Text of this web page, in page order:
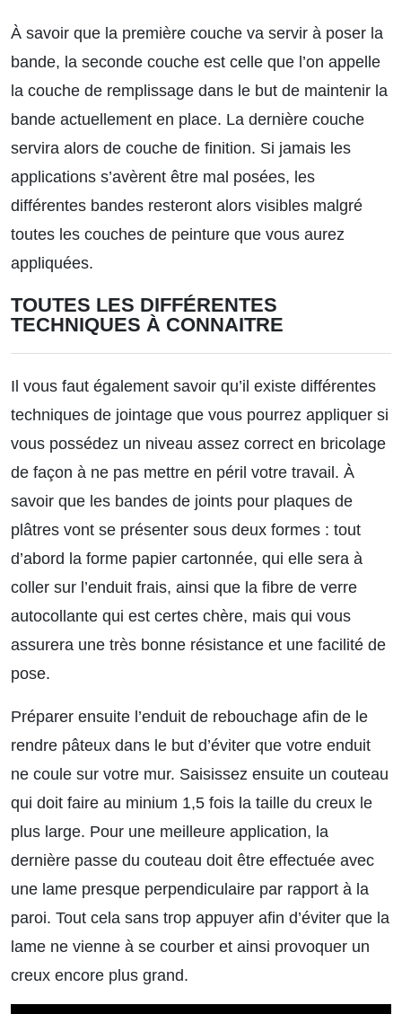
À savoir que la première couche va servir à poser la
bande, la seconde couche est celle que l’on appelle
la couche de remplissage dans le but de maintenir la
bande actuellement en place. La dernière couche
servira alors de couche de finition. Si jamais les
applications s’avèrent être mal posées, les
différentes bandes resteront alors visibles malgré
toutes les couches de peinture que vous aurez
appliquées.
TOUTES LES DIFFÉRENTES
TECHNIQUES À CONNAITRE
Il vous faut également savoir qu’il existe différentes
techniques de jointage que vous pourrez appliquer si
vous possédez un niveau assez correct en bricolage
de façon à ne pas mettre en péril votre travail. À
savoir que les bandes de joints pour plaques de
plâtres vont se présenter sous deux formes : tout
d’abord la forme papier cartonnée, qui elle sera à
coller sur l’enduit frais, ainsi que la fibre de verre
autocollante qui est certes chère, mais qui vous
assurera une très bonne résistance et une facilité de
pose.
Préparer ensuite l’enduit de rebouchage afin de le
rendre pâteux dans le but d’éviter que votre enduit
ne coule sur votre mur. Saisissez ensuite un couteau
qui doit faire au minium 1,5 fois la taille du creux le
plus large. Pour une meilleure application, la
dernière passe du couteau doit être effectuée avec
une lame presque perpendiculaire par rapport à la
paroi. Tout cela sans trop appuyer afin d’éviter que la
lame ne vienne à se courber et ainsi provoquer un
creux encore plus grand.